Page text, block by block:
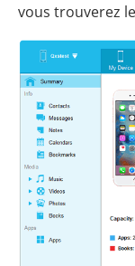
vous trouverez